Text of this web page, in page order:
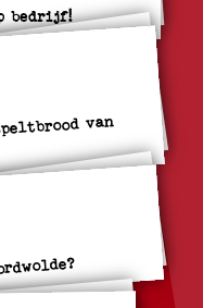
bedrijf!
van